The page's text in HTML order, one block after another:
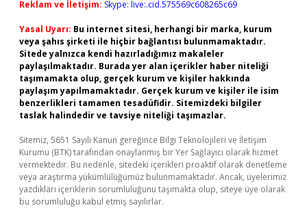
Reklam ve İletişim: Skype: live:.cid.575569c608265c69
Yasal Uyarı: Bu internet sitesi, herhangi bir marka, kurum
veya şahıs şirketi ile hiçbir bağlantısı bulunmamaktadır.
Sitede yalnızca kendi hazırladığımız makaleler
paylaşılmaktadır. Burada yer alan içerikler haber niteliği
taşımamakta olup, gerçek kurum ve kişiler hakkında
paylaşım yapılmamaktadır. Gerçek kurum ve kişiler ile isim
benzerlikleri tamamen tesadüfidir. Sitemizdeki bilgiler
taslak halindedir ve tavsiye niteliği taşımazlar.
Sitemiz, 5651 Sayılı Kanun gereğince Bilgi Teknolojileri ve İletişim
Kurumu (BTK) tarafından onaylanmış bir Yer Sağlayıcı olarak hizmet
vermektedir. Bu nedenle, sitedeki içerikleri proaktif olarak denetleme
veya araştırma yükümlülüğümüz bulunmamaktadır. Ancak, üyelerimiz
yazdıkları içeriklerin sorumluluğunu taşımakta olup, siteye üye olarak
bu sorumluluğu kabul etmiş sayılırlar.